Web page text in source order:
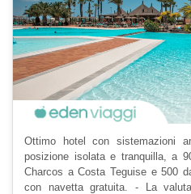
Ottimo hotel con sistemazioni
posizione isolata e tranquilla, a
Charcos a Costa Teguise e 500
con navetta gratuita. - La